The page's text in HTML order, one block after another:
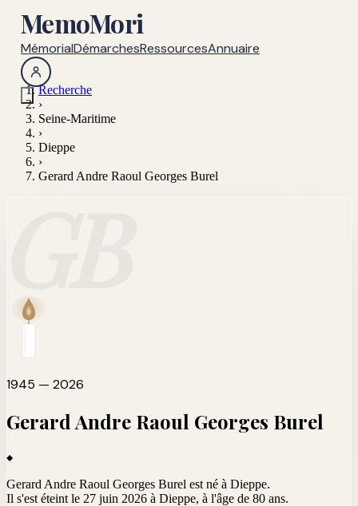
MemoMori
MémorialDémarchesRessourcesAnnuaire
Recherche
›
Seine-Maritime
›
Dieppe
›
Gerard Andre Raoul Georges Burel
1945 — 2026
Gerard Andre Raoul Georges Burel
Gerard Andre Raoul Georges Burel est né à Dieppe.
Il s'est éteint le 27 juin 2026 à Dieppe, à l'âge de 80 ans.